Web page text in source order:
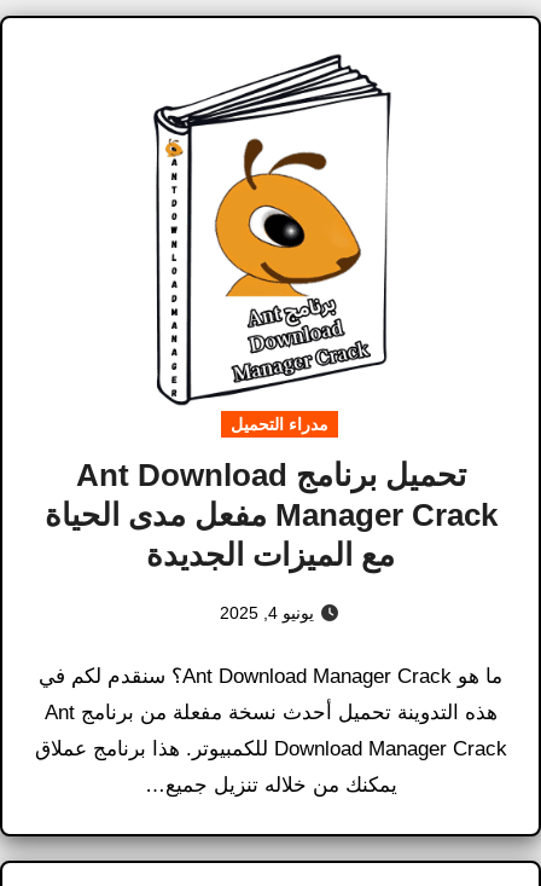
مدراء التحميل
تحميل برنامج Ant Download
Manager Crack مفعل مدى الحياة
مع الميزات الجديدة
يونيو 4, 2025
ما هو Ant Download Manager Crack؟ سنقدم لكم في
هذه التدوينة تحميل أحدث نسخة مفعلة من برنامج Ant
Download Manager Crack للكمبيوتر. هذا برنامج عملاق
يمكنك من خلاله تنزيل جميع…